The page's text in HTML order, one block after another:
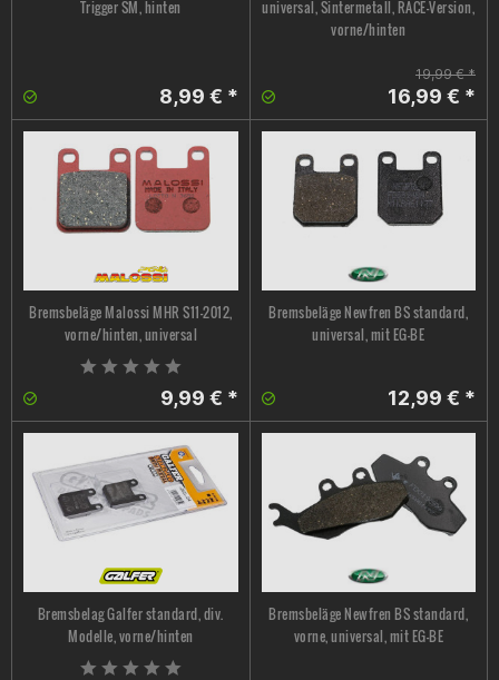
Trigger SM, hinten
8,99 € *
universal, Sintermetall, RACE-Version,
vorne/hinten
19,99 € *
16,99 € *
Bremsbeläge Malossi MHR S11-2012,
vorne/hinten, universal
9,99 € *
Bremsbeläge Newfren BS standard,
universal, mit EG-BE
12,99 € *
Bremsbelag Galfer standard, div.
Modelle, vorne/hinten
Bremsbeläge Newfren BS standard,
vorne, universal, mit EG-BE